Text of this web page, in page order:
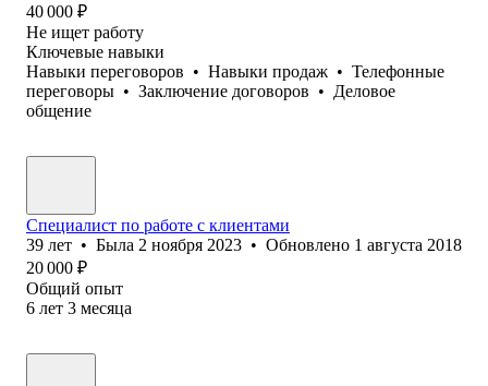
40 000 ₽
Не ищет работу
Ключевые навыки
Навыки переговоров • Навыки продаж • Телефонные
переговоры • Заключение договоров • Деловое
общение
Специалист по работе с клиентами
39 лет • Была 2 ноября 2023 • Обновлено 1 августа 2018
20 000 ₽
Общий опыт
6 лет 3 месяца